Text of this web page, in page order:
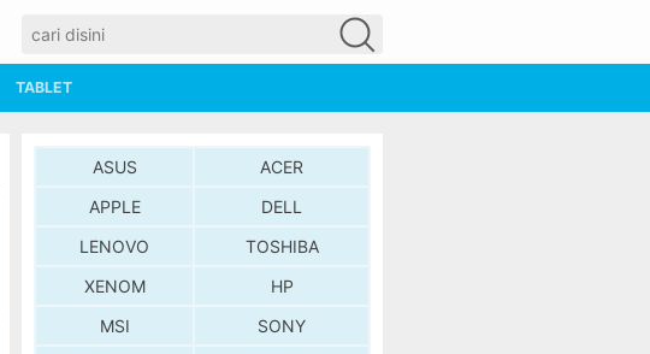
TABLET
ASUS
ACER
APPLE
DELL
LENOVO
TOSHIBA
XENOM
HP
MSI
SONY